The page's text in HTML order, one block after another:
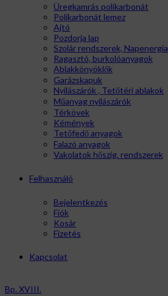
Üregkamrás polikarbonát
Polikarbonát lemez
Ajtó
Pozdorja lap
Szolár rendszerek, Napenergia
Ragasztó, burkolóanyagok
Ablakkönyöklők
Garázskapuk
Nyílászárók , Tetőtéri ablakok
Műanyag nyílászárók
Térkövek
Kémények
Tetőfedő anyagok
Falazó anyagok
Vakolatok hőszig. rendszerek
Felhasználó
Bejelentkezés
Fiók
Kosár
Fizetés
Kapcsolat
Bp. XVIII.